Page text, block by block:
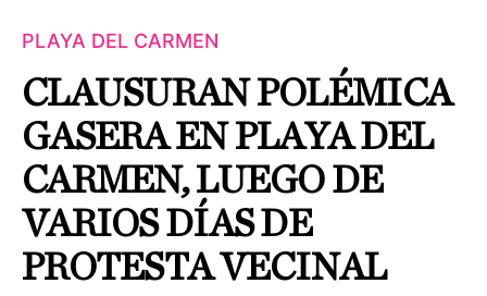
PLAYA DEL CARMEN
CLAUSURAN POLÉMICA
GASERA EN PLAYA DEL
CARMEN, LUEGO DE
VARIOS DÍAS DE
PROTESTA VECINAL